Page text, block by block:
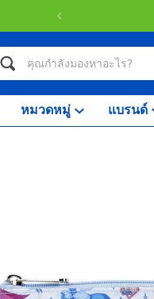
หมวดหมู่ แบรนด์